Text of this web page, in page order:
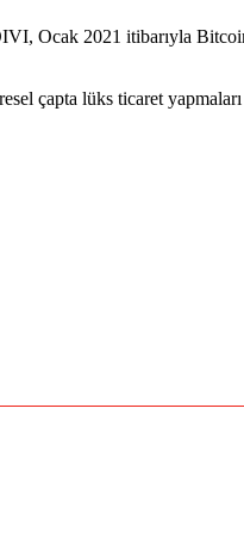
Ocak 2021 itibarıyla
çapta lüks ticaret